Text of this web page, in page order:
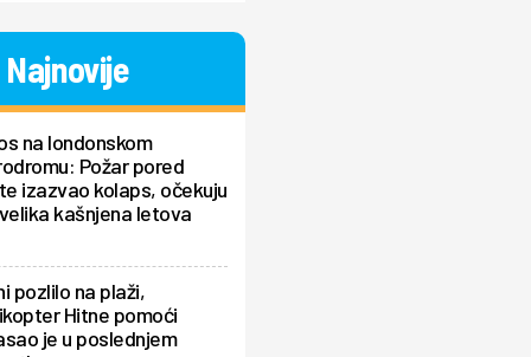
Najnovije
na londonskom
Požar pored
izazvao kolaps, očekuju
kašnjena letova
pozlilo na plaži,
Hitne pomoći
je u poslednjem